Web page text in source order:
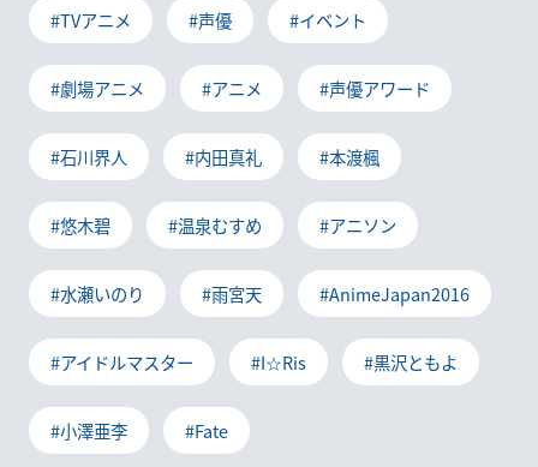
#TVアニメ #声優 #イベント
#劇場アニメ #アニメ #声優アワード
#石川界人 #内田真礼 #本渡楓
#悠木碧 #温泉むすめ #アニソン
#水瀬いのり #雨宮天 #AnimeJapan2016
#アイドルマスター #I☆Ris #黒沢ともよ
#小澤亜李 #Fate